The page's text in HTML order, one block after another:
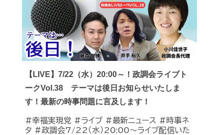
【LIVE】7/22（水）20:00～！政調会ライブト
ークVol.38 テーマは後日お知らせいたしま
す！最新の時事問題に言及します！
#幸福実現党 #ライブ #最新ニュース #時事ネ
タ #政調会7/22（水）20:00～ライブ配信いた